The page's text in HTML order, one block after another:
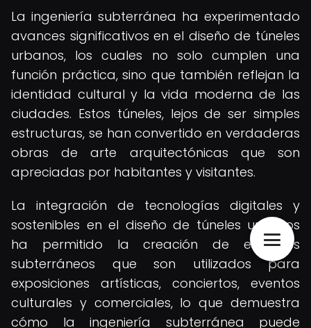
La ingeniería subterránea ha experimentado
avances significativos en el diseño de túneles
urbanos, los cuales no solo cumplen una
función práctica, sino que también reflejan la
identidad cultural y la vida moderna de las
ciudades. Estos túneles, lejos de ser simples
estructuras, se han convertido en verdaderas
obras de arte arquitectónicas que son
apreciadas por habitantes y visitantes.
La integración de tecnologías digitales y
sostenibles en el diseño de túneles urbanos
ha permitido la creación de espacios
subterráneos que son utilizados para
exposiciones artísticas, conciertos, eventos
culturales y comerciales, lo que demuestra
cómo la ingeniería subterránea puede